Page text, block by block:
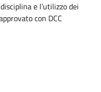
e l’utilizzo dei
con DCC